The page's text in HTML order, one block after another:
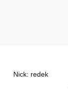
Nick: redek